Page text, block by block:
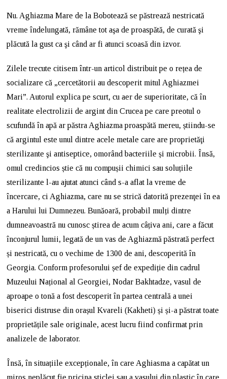
Nu. Aghiazma Mare de la Bobotează se păstrează nestricată
vreme îndelungată, rămâne tot aşa de proaspătă, de curată şi
plăcută la gust ca şi când ar fi atunci scoasă din izvor.
Zilele trecute citisem într-un articol distribuit pe o rețea de
socializare că „cercetătorii au descoperit mitul Aghiazmei
Mari”. Autorul explica pe scurt, cu aer de superioritate, că în
realitate electrolizii de argint din Crucea pe care preotul o
scufundă în apă ar păstra Aghiazma proaspătă mereu, știindu-se
că argintul este unul dintre acele metale care are proprietăţi
sterilizante şi antiseptice, omorând bacteriile și microbii. Însă,
omul credincios știe că nu compușii chimici sau soluțiile
sterilizante l-au ajutat atunci când s-a aflat la vreme de
încercare, ci Aghiazma, care nu se strică datorită prezenţei în ea
a Harului lui Dumnezeu. Bunăoară, probabil mulți dintre
dumneavoastră nu cunosc știrea de acum câțiva ani, care a făcut
înconjurul lumii, legată de un vas de Aghiazmă păstrată perfect
și nestricată, cu o vechime de 1300 de ani, descoperită în
Georgia. Conform profesorului șef de expediție din cadrul
Muzeului Național al Georgiei, Nodar Bakhtadze, vasul de
aproape o tonă a fost descoperit în partea centrală a unei
biserici distruse din orașul Kvareli (Kakheti) și și-a păstrat toate
proprietățile sale originale, acest lucru fiind confirmat prin
analizele de laborator.
Însă, în situațiile excepționale, în care Aghiasma a capătat un
miros neplăcut fie pricina sticlei sau a vasului din plastic în care